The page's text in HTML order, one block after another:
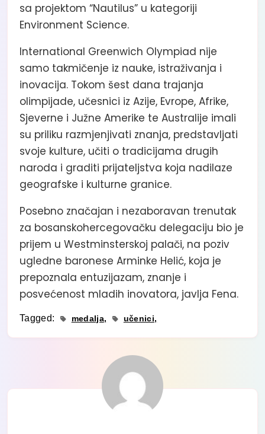
sa projektom “Nautilus” u kategoriji
Environment Science.
International Greenwich Olympiad nije
samo takmičenje iz nauke, istraživanja i
inovacija. Tokom šest dana trajanja
olimpijade, učesnici iz Azije, Evrope, Afrike,
Sjeverne i Južne Amerike te Australije imali
su priliku razmjenjivati znanja, predstavljati
svoje kulture, učiti o tradicijama drugih
naroda i graditi prijateljstva koja nadilaze
geografske i kulturne granice.
Posebno značajan i nezaboravan trenutak
za bosanskohercegovačku delegaciju bio je
prijem u Westminsterskoj palači, na poziv
ugledne baronese Arminke Helić, koja je
prepoznala entuzijazam, znanje i
posvećenost mladih inovatora, javlja Fena.
Tagged: medalja učenici